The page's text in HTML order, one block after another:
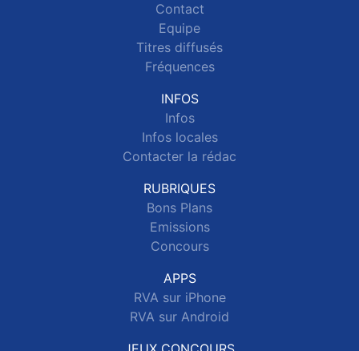
Contact
Equipe
Titres diffusés
Fréquences
INFOS
Infos
Infos locales
Contacter la rédac
RUBRIQUES
Bons Plans
Emissions
Concours
APPS
RVA sur iPhone
RVA sur Android